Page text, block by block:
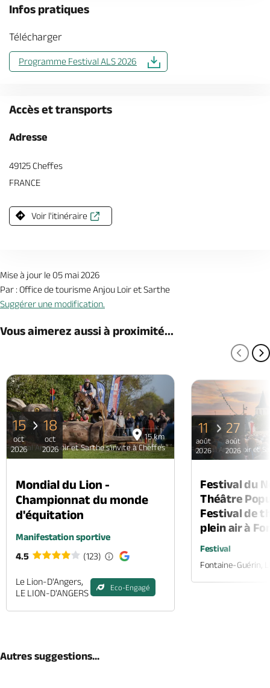
Brochures & Cartes
Infos pratiques
Télécharger
Programme Festival ALS 2026
Accès et transports
Adresse
49125 Cheffes
FRANCE
Voir l'itinéraire
Mise à jour le 05 mai 2026
Par : Office de tourisme Anjou Loir et Sarthe
Suggérer une modification.
Vous aimerez aussi à proximité...
15 km
Festival Anjou Loir et Sarthe s'invite à Cheffes
15
oct
2026
18
oct
2026
Mondial du Lion -
Championnat du monde
d'équitation
Manifestation sportive
4.5
(123)
Le Lion-D'Angers,
LE LION-D'ANGERS
Eco-Engagé
Festival Anjou Loir et
11
août
2026
27
août
2026
Festival du
Théâtre
Festival de
plein air à
Festival
Fontaine-Guérin,
Autres suggestions...